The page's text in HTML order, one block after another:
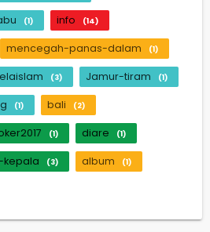
(1) info (14)
mencegah-panas-dalam (1)
(3) Jamur-tiram (1)
(1) bali (2)
(1) diare (1)
kepala (3) album (1)